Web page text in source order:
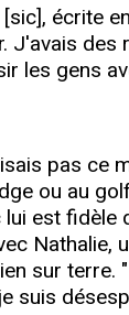
écrite
les gens
pas ce
ou au
est
Nathalie,
sur